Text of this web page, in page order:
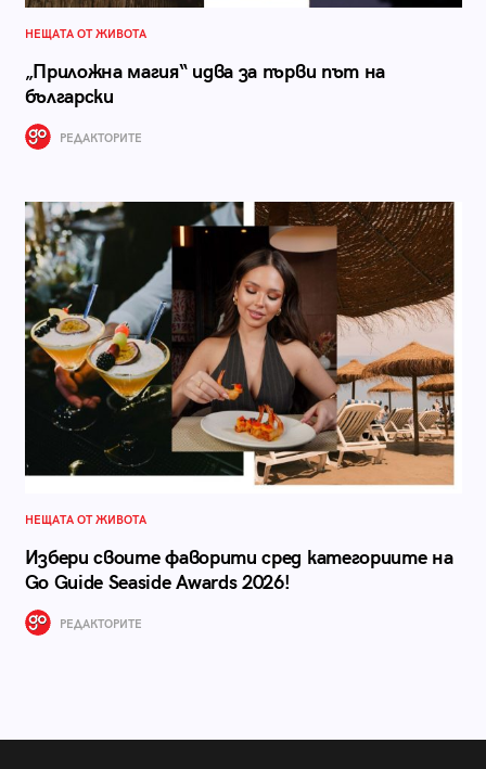
НЕЩАТА ОТ ЖИВОТА
„Приложна магия“ идва за първи път на
български
РЕДАКТОРИТЕ
НЕЩАТА ОТ ЖИВОТА
Избери своите фаворити сред категориите на
Go Guide Seaside Awards 2026!
РЕДАКТОРИТЕ